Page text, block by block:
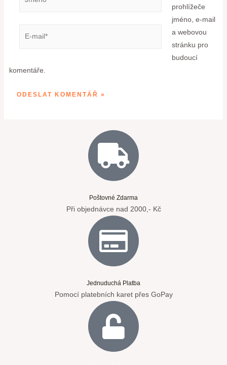
prohlížeče
jméno, e-mail
a webovou
stránku pro
budoucí
komentáře.
Poštovné Zdarma
Při objednávce nad 2000,- Kč
Jednuduchá Platba
Pomocí platebních karet přes GoPay